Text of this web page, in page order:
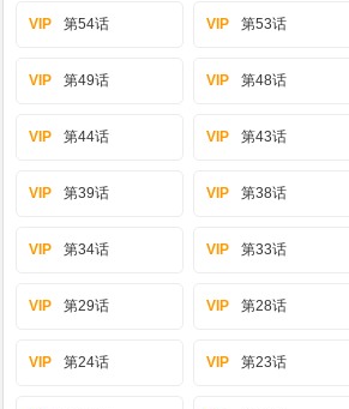
VIP 第54话 VIP 第53话
VIP 第49话 VIP 第48话
VIP 第44话 VIP 第43话
VIP 第39话 VIP 第38话
VIP 第34话 VIP 第33话
VIP 第29话 VIP 第28话
VIP 第24话 VIP 第23话